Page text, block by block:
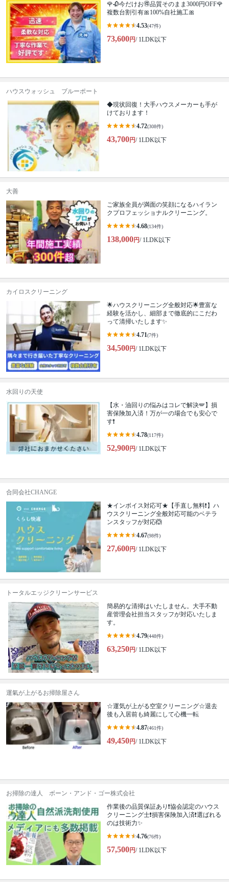
🌹🥀今だけお🉐品質そのまま3000円OFF🌹
複数台割引有🎀100%自社施工🎀
4.53(47件)
73,600円/ 1LDK以下
ハウスウォッシュ ブルーポート
◆現状回復！大手ハウスメーカーも手が
けております！
4.72(308件)
43,700円/ 1LDK以下
大善
ご家族全員が満面の笑顔になるハイラン
クプロフェッショナルクリーニング。
4.68(134件)
138,000円/ 1LDK以下
カイロスクリーニング
🌟ハウスクリーニング全般対応🌟豊富な
経験を活かし、細部まで徹底的にこだわ
って清掃いたします✨
4.71(7件)
34,500円/ 1LDK以下
水回りの天使
【水・油回りの悩みはコレで解決🪽】損
害保険加入済！万が一の場合でも安心で
す❗️
4.78(117件)
52,900円/ 1LDK以下
合同会社CHANGE
★インボイス対応可★【手直し無料❗️】ハ
ウスクリーニング全般対応可能のベテラ
ンスタッフが対応🙆
4.67(98件)
27,600円/ 1LDK以下
トータルエッジクリーンサービス
簡易的な清掃はいたしません。大手不動
産管理会社担当スタッフが対応いたしま
す。
4.79(448件)
63,250円/ 1LDK以下
運氣が上がるお掃除屋さん
☆運気が上がる空室クリーニング☆退去
後も入居前も綺麗にして心機一転
4.87(461件)
49,450円/ 1LDK以下
お掃除の達人 ボーン・アンド・ゴー株式会社
作業後の品質保証あり❗️協会認定のハウス
クリーニング士❗️損害保険加入済❗️選ばれる
のは技術力✨
4.76(76件)
57,500円/ 1LDK以下